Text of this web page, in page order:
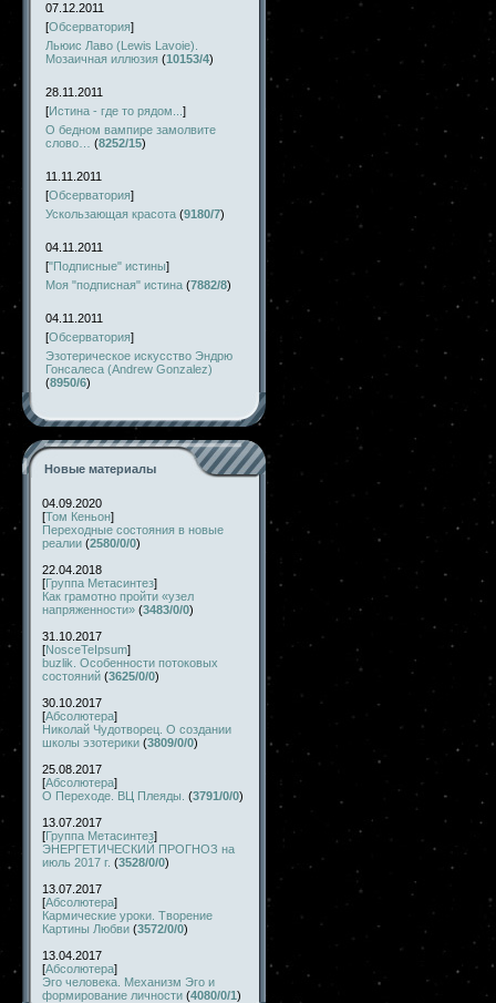
07.12.2011
[Обсерватория]
Льюис Лаво (Lewis Lavoie).
Мозаичная иллюзия (10153/4)
28.11.2011
[Истина - где то рядом... ]
О бедном вампире замолвите
слово…
(8252/15)
11.11.2011
[Обсерватория]
Ускользающая красота (9180/7)
04.11.2011
["Подписные" истины]
Моя "подписная" истина (7882/8)
04.11.2011
[Обсерватория]
Эзотерическое искусство Эндрю
Гонсалеса (Andrew Gonzalez)
(8950/6)
Новые материалы
04.09.2020
[Том Кеньон]
Переходные состояния в новые
реалии (2580/0/0)
22.04.2018
[Группа Метасинтез]
Как грамотно пройти «узел
напряженности» (3483/0/0)
31.10.2017
[NosceTeIpsum]
buzlik. Особенности потоковых
состояний (3625/0/0)
30.10.2017
[Абсолютера]
Николай Чудотворец. О создании
школы эзотерики (3809/0/0)
25.08.2017
[Абсолютера]
О Переходе. ВЦ Плеяды. (3791/0/0)
13.07.2017
[Группа Метасинтез]
ЭНЕРГЕТИЧЕСКИЙ ПРОГНОЗ на
июль 2017 г. (3528/0/0)
13.07.2017
[Абсолютера]
Кармические уроки. Творение
Картины Любви (3572/0/0)
13.04.2017
[Абсолютера]
Эго человека. Механизм Эго и
формирование личности (4080/0/1)